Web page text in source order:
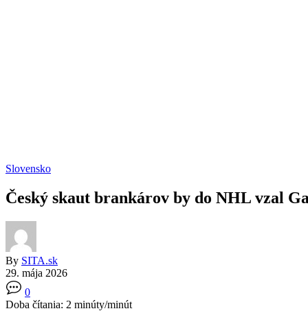
Slovensko
Český skaut brankárov by do NHL vzal
By SITA.sk
29. mája 2026
0
Doba čítania: 2 minúty/minút